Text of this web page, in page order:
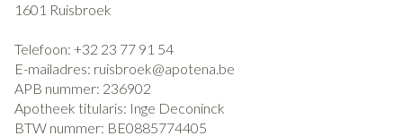
1601 Ruisbroek
Telefoon: +32 23 77 91 54
E-mailadres: ruisbroek@apotena.be
APB nummer: 236902
Apotheek titularis: Inge Deconinck
BTW nummer: BE0885774405